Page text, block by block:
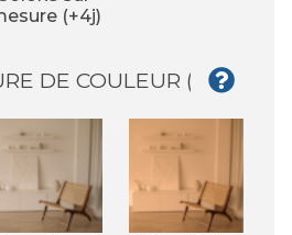
(+4j)
DE COULEUR (°K)